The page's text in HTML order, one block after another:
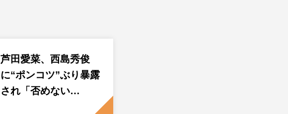
芦田愛菜、西島秀俊
に“ポンコツ”ぶり暴露
され「否めない…